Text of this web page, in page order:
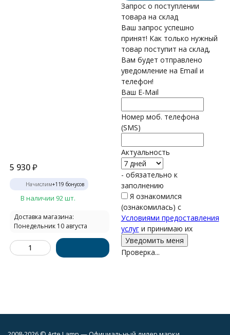
5 930₽
Начислим+119 бонусов
В наличии 92 шт.
Доставка магазина:
Понедельник 10 августа
Запрос о поступлении
товара на склад
Ваш запрос успешно
принят! Как только нужный
товар поступит на склад,
Вам будет отправлено
уведомление на Email и
телефон!
Ваш E-Mail
Номер моб. телефона
(SMS)
Актуальность
- обязательно к
заполнению
Я ознакомился
(ознакомилась) с
Условиями предоставления
услуги принимаю их
Проверка...